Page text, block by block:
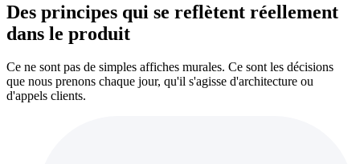
Des principes qui se reflètent réellement
dans le produit
Ce ne sont pas de simples affiches murales. Ce sont les décisions
que nous prenons chaque jour, qu'il s'agisse d'architecture ou
d'appels clients.